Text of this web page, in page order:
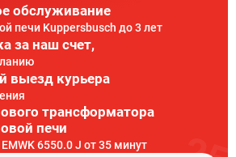
обслуживание
печи Kuppersbusch до 3 лет
за наш счет,
выезд курьера
трансформатора
печи
6550.0 J от 35 минут